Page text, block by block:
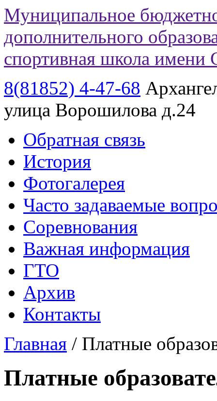
Муниципальное
дополнительного
спортивная школа имени
8(81852) 4-47-68
улица Ворошилова д.24
Обратная связь
История
Фотогалерея
Часто задаваемые
Соревнования
Важная информация
ГТО
Архив
Контакты
Главная / Платные
Платные